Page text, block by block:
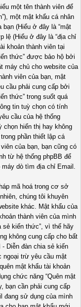
một tên thành viên để
một mật khẩu cá nhân
bạn (Hiểu ở đây là “mật
lệ (Hiểu ở đây là “địa chỉ
khoản thành viên tại
thức” được bảo hộ bởi
máy chủ cho website của
viên của bạn, mật
cầu phải cung cấp bởi
thức” trong suốt quá
tin tuỳ chọn có tính
cầu của hệ thống
chọn hiển thị hay không
phần thiết lập cá
của bạn, bạn cũng có
từ hệ thống phpBB để
dò tìm địa chỉ Email.
mã hoá trong cơ sở
chúng tôi khuyên
khác. Mật khẩu của
thành viên của mình
sẻ kiến thức”, vì thế hãy
không cung cấp cho bất
- Diễn đàn chia sẻ kiến
ngoại trừ yêu cầu mật
mật khẩu tài khoản
chức năng “Quên mật
bạn cần phải cung cấp
đang sử dụng của mình